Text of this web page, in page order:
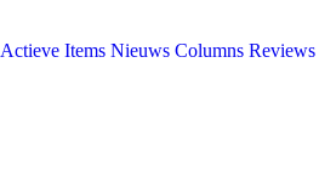
Actieve Items Nieuws Columns Reviews